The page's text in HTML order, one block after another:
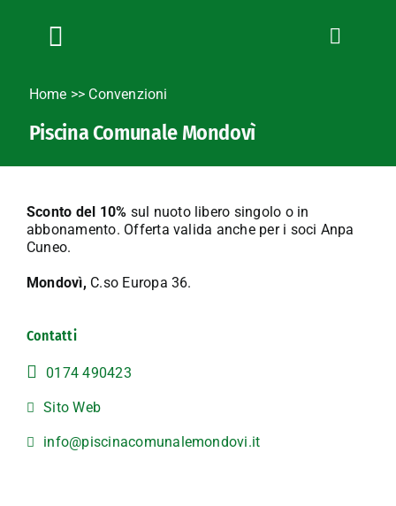
Toggle
Navigation
Chi siamo
Servizi
Formazione
Convenzioni
L’Agricoltore cuneese
Lavora con noi
Contatti
Home >> Convenzioni
Piscina Comunale Mondovì
Sconto del 10% sul nuoto libero singolo o in
abbonamento. Offerta valida anche per i soci Anpa
Cuneo.
Mondovì, C.so Europa 36.
Contatti
0174 490423
Sito Web
info@piscinacomunalemondovi.it